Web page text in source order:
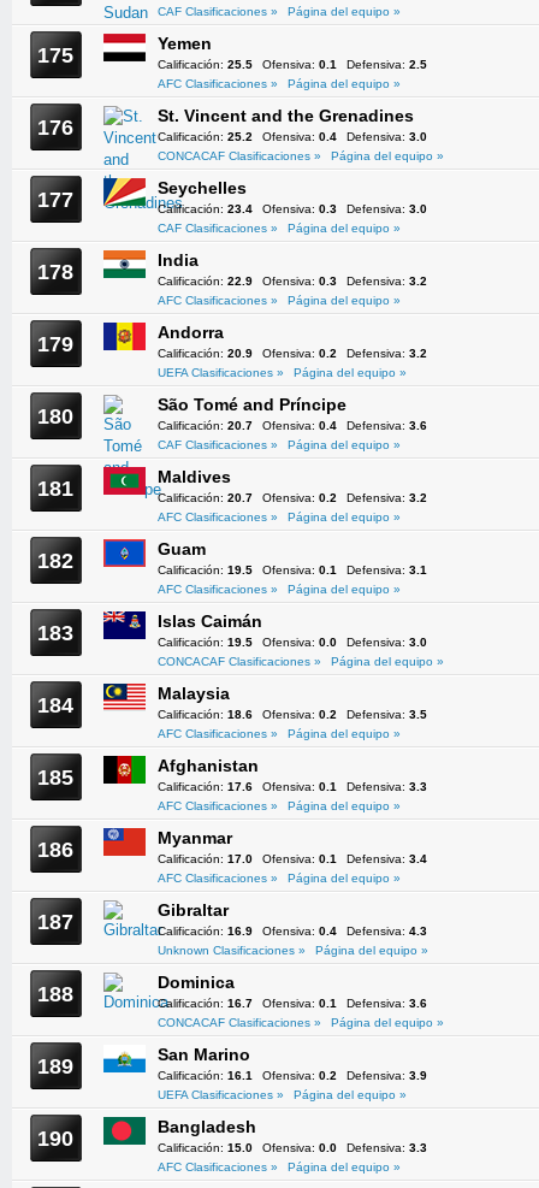
CAF Clasificaciones »
Página del equipo »
175 Yemen
Calificación: 25.5 Ofensiva: 0.1 Defensiva: 2.5
AFC Clasificaciones »
Página del equipo »
176 St. Vincent and the Grenadines
Calificación: 25.2 Ofensiva: 0.4 Defensiva: 3.0
CONCACAF Clasificaciones »
Página del equipo »
177 Seychelles
Calificación: 23.4 Ofensiva: 0.3 Defensiva: 3.0
CAF Clasificaciones »
Página del equipo »
178 India
Calificación: 22.9 Ofensiva: 0.3 Defensiva: 3.2
AFC Clasificaciones »
Página del equipo »
179 Andorra
Calificación: 20.9 Ofensiva: 0.2 Defensiva: 3.2
UEFA Clasificaciones »
Página del equipo »
180 São Tomé and Príncipe
Calificación: 20.7 Ofensiva: 0.4 Defensiva: 3.6
CAF Clasificaciones »
Página del equipo »
181 Maldives
Calificación: 20.7 Ofensiva: 0.2 Defensiva: 3.2
AFC Clasificaciones »
Página del equipo »
182 Guam
Calificación: 19.5 Ofensiva: 0.1 Defensiva: 3.1
AFC Clasificaciones »
Página del equipo »
183 Islas Caimán
Calificación: 19.5 Ofensiva: 0.0 Defensiva: 3.0
CONCACAF Clasificaciones »
Página del equipo »
184 Malaysia
Calificación: 18.6 Ofensiva: 0.2 Defensiva: 3.5
AFC Clasificaciones »
Página del equipo »
185 Afghanistan
Calificación: 17.6 Ofensiva: 0.1 Defensiva: 3.3
AFC Clasificaciones »
Página del equipo »
186 Myanmar
Calificación: 17.0 Ofensiva: 0.1 Defensiva: 3.4
AFC Clasificaciones »
Página del equipo »
187 Gibraltar
Calificación: 16.9 Ofensiva: 0.4 Defensiva: 4.3
Unknown Clasificaciones »
Página del equipo »
188 Dominica
Calificación: 16.7 Ofensiva: 0.1 Defensiva: 3.6
CONCACAF Clasificaciones »
Página del equipo »
189 San Marino
Calificación: 16.1 Ofensiva: 0.2 Defensiva: 3.9
UEFA Clasificaciones »
Página del equipo »
190 Bangladesh
Calificación: 15.0 Ofensiva: 0.0 Defensiva: 3.3
AFC Clasificaciones »
Página del equipo »